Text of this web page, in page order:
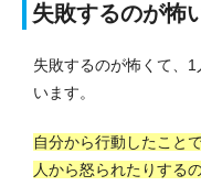
失敗するのが怖
失敗するのが怖くて、
います。
自分から行動したこと
人から怒られたりする